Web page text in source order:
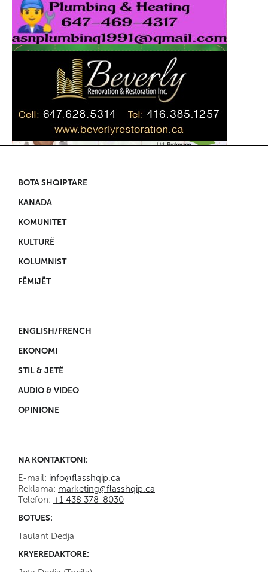
BOTA SHQIPTARE
KANADA
KOMUNITET
KULTURË
KOLUMNIST
FËMIJËT
ENGLISH/FRENCH
EKONOMI
STIL & JETË
AUDIO & VIDEO
OPINIONE
NA KONTAKTONI:
E-mail: info@flasshqip.ca
Reklama: marketing@flasshqip.ca
Telefon: +1 438 378-8030
BOTUES:
Taulant Dedja
KRYEREDAKTORE: